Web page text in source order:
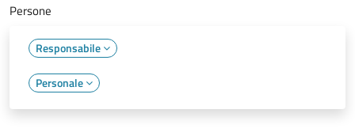
Persone
Responsabile
Personale